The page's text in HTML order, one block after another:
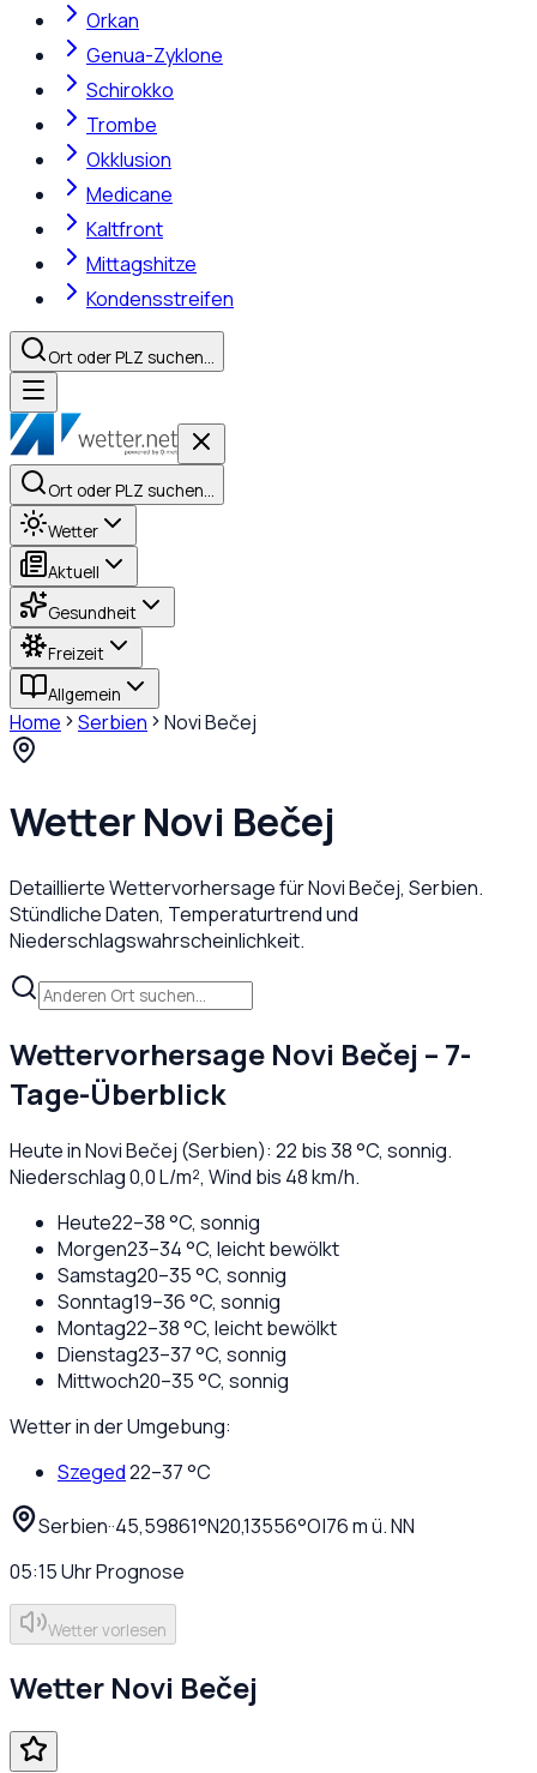
Orkan
Genua-Zyklone
Schirokko
Trombe
Okklusion
Medicane
Kaltfront
Mittagshitze
Kondensstreifen
Ort oder PLZ suchen…
Ort oder PLZ suchen…
Wetter
Aktuell
Gesundheit
Freizeit
Allgemein
Home Serbien Novi Bečej
WetterNovi Bečej
Detaillierte Wettervorhersage fürNovi Bečej, Serbien.
Stündliche Daten, Temperaturtrend und
Niederschlagswahrscheinlichkeit.
Wettervorhersage Novi Bečej – 7-
Tage-Überblick
Heute inNovi Bečej (Serbien): 22 bis38°C, sonnig.
Niederschlag0,0L/m², Wind bis 48km/h.
Heute22–38°C, sonnig
Morgen23–34°C, leicht bewölkt
Samstag20–35°C, sonnig
Sonntag19–36°C, sonnig
Montag22–38°C, leicht bewölkt
Dienstag23–37°C, sonnig
Mittwoch20–35°C, sonnig
Wetter in der Umgebung:
Szeged22–37°C
Serbien··45,59861°N20,13556°O|76m ü. NN
05:15UhrPrognose
Wetter vorlesen
Wetter Novi Bečej